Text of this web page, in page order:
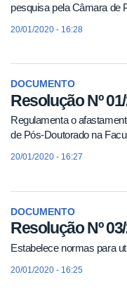
pesquisa pela Câmara de
20/01/2020 - 16:28
DOCUMENTO
Resolução Nº
Regulamenta o
de Pós-Doutorado na
20/01/2020 - 16:27
DOCUMENTO
Resolução Nº
Estabelece normas para
20/01/2020 - 16:25